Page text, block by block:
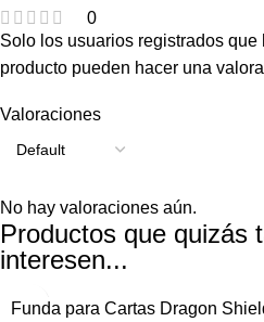
0
Valoraciones
No hay valoraciones aún.
Solo los usuarios registrados que
producto pueden hacer una
Productos que quizás
interesen...
Funda para Cartas Dragon